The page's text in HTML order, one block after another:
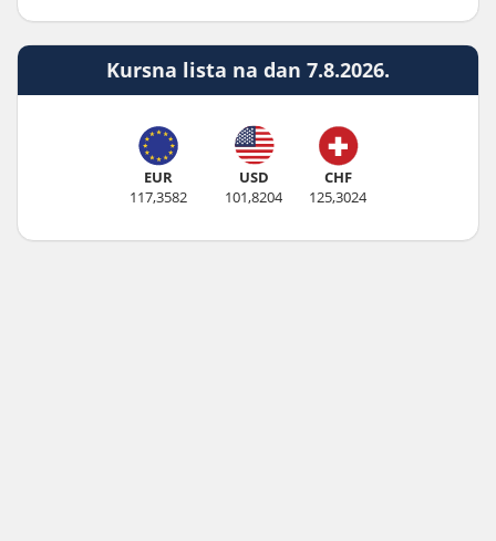
Kursna lista na dan 7.8.2026.
EUR
117,3582
USD
101,8204
CHF
125,3024